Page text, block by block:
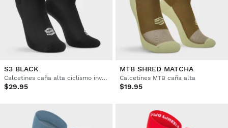
S3 BLACK
Calcetines caña alta ciclismo invierno
$29.95
MTB SHRED MATCHA
Calcetines MTB caña alta
$19.95